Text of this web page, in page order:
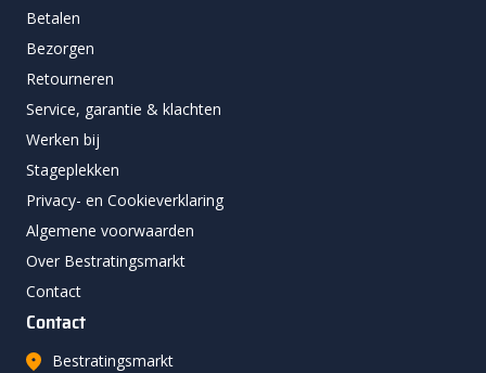
Betalen
Bezorgen
Retourneren
Service, garantie & klachten
Werken bij
Stageplekken
Privacy- en Cookieverklaring
Algemene voorwaarden
Over Bestratingsmarkt
Contact
Contact
Bestratingsmarkt